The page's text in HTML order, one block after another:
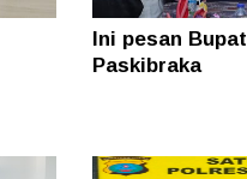
Ini pesan
Paskibraka